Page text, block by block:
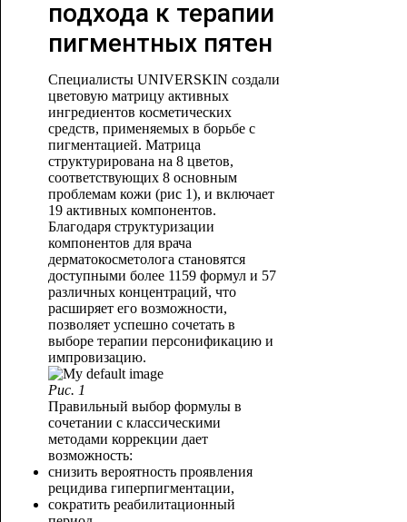
подхода к терапии
пигментных пятен
Специалисты UNIVERSKIN создали
цветовую матрицу активных
ингредиентов косметических
средств, применяемых в борьбе с
пигментацией. Матрица
структурирована на 8 цветов,
соответствующих 8 основным
проблемам кожи (рис 1), и включает
19 активных компонентов.
Благодаря структуризации
компонентов для врача
дерматокосметолога становятся
доступными более 1159 формул и 57
различных концентраций, что
расширяет его возможности,
позволяет успешно сочетать в
выборе терапии персонификацию и
импровизацию.
Рис. 1
Правильный выбор формулы в
сочетании с классическими
методами коррекции дает
возможность:
снизить вероятность проявления
рецидива гиперпигментации,
сократить реабилитационный